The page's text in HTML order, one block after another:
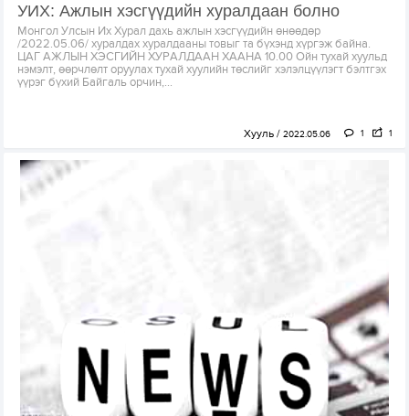
УИХ: Ажлын хэсгүүдийн хуралдаан болно
Монгол Улсын Их Хурал дахь ажлын хэсгүүдийн өнөөдөр
/2022.05.06/ хуралдах хуралдааны товыг та бүхэнд хүргэж байна.
ЦАГ АЖЛЫН ХЭСГИЙН ХУРАЛДААН ХААНА 10.00 Ойн тухай хуульд
нэмэлт, өөрчлөлт оруулах тухай хуулийн төслийг хэлэлцүүлэгт бэлтгэх
үүрэг бүхий Байгаль орчин,...
Хууль 2022.05.06 1 1